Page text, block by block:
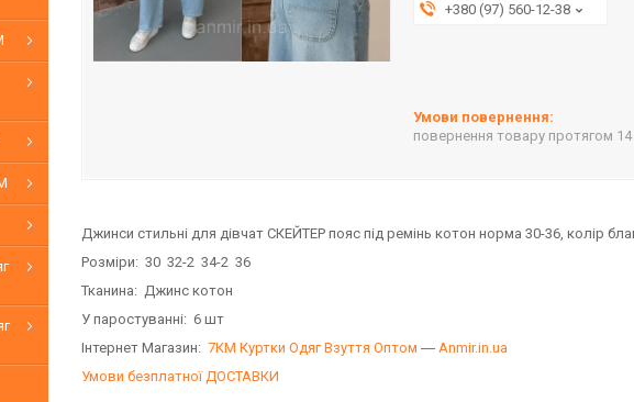
+380 (97) 560-12-38
повернення товару протягом
Джинси стильні для дівчат СКЕЙТЕР пояс під ремінь котон норма 30-36, колір
Розміри: 30 32-2 34-2 36
Тканина: Джинс котон
У паростуванні: 6 шт
Інтернет Магазин: 7КМ Куртки Одяг Взуття Оптом ― Anmir.in.ua
Умови безплатної ДОСТАВКИ